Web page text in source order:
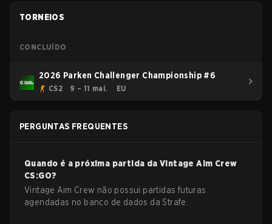
TORNEIOS
CONCLUÍDO
2026 Parken Challenger Championship #6
CS2 9 – 11 mai. EU
PERGUNTAS FREQUENTES
Quando é a próxima partida da Vintage Aim Crew
CS:GO?
Vintage Aim Crew não possui partidas futuras
agendadas no banco de dados da Strafe.